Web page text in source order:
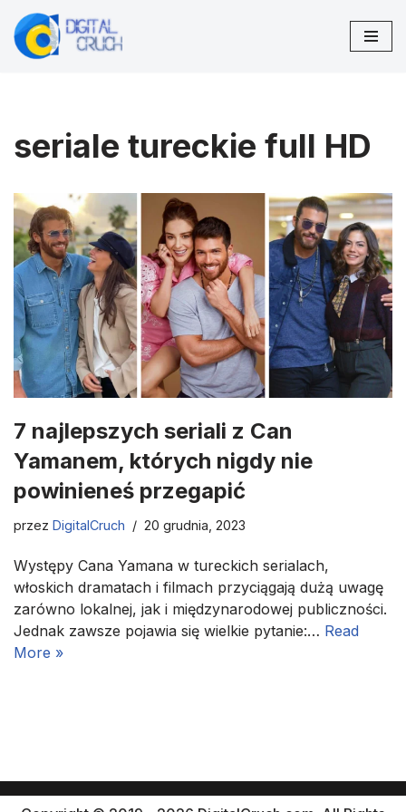
Przejdź
seriale tureckie full HD
7 najlepszych seriali z Can
Yamanem, których nigdy nie
powinieneś przegapić
przez DigitalCruch 20 grudnia, 2023
Występy Cana Yamana w tureckich serialach,
włoskich dramatach i filmach przyciągają dużą uwagę
zarówno lokalnej, jak i międzynarodowej publiczności.
Jednak zawsze pojawia się wielkie pytanie:… Read
More »